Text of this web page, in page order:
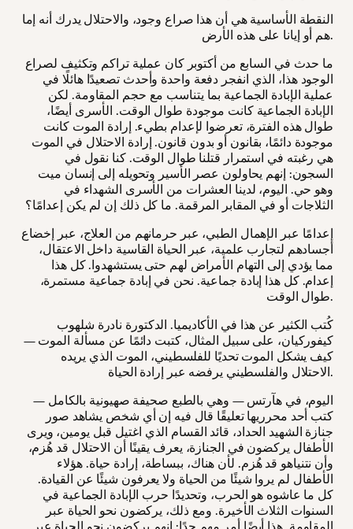
النقطة الأساسية هي أن هذا صراع وجود، والاحتلال يدرك أنه إما
هم أو إيانا على هذه الأرض.
ما حدث في السابع من أكتوبر كان عملية تراكم وتكثيف لصراع
الوجود هذا، الذي انفجر دفعة واحدة وأحدث تصعيدًا هائلًا في
عملية الإبادة الجماعية بما يتناسب مع حجم المقاومة. لكن
الإبادة الجماعية كانت موجودة طوال الوقت. الأسرى أيضًا،
طوال هذه الفترة، تعرضوا لإعدام بطيء. إرادة الموت كانت
موجودة دائمًا، بقانون أو بدون قانون. إرادة الاحتلال في الموت
هي رغبته في استمرار قتلنا طوال الوقت. كنا نقول في
السجون: إنهم يحاولون عصر الأسير وتحويله إلى إنسان ميت
وهو حي. اليوم، لدينا العشرات من الأسرى الشهداء في
الثلاجات أو في المقابر المرقمة. ما كل ذلك إن لم يكن إعدامًا؟
إعدامًا عبر الإهمال الطبي، عبر حرمانهم من العلاج، عبر إخضاع
أجسادهم لتجارب علمية، عبر الحياة القاسية داخل الاعتقال،
مما يؤدي إلى التهام الأمراض لهم حتى يستشهدوا. كل هذا
إعدام. كل هذا إبادة جماعية. نحن في إبادة جماعية مستمرة،
طوال الوقت.
كُتب الكثير عن هذا في الأكاديميا. الدكتورة نادرة شلهوب
كيفوركيان، على سبيل المثال، كتبت دائمًا عن مسألة الموت —
كيف يشكل الموت تحديًا للفلسطيني، الموت الذي يريده
الاحتلال والفلسطيني يرفضه عبر إرادة الحياة.
اليوم، في هآرتس — وهي بالطبع صحيفة صهيونية بالكامل —
كتب أحد محرريها تعليقًا قال فيه إن أي شخص يشاهد صور
جنازة الشهيد الحداد، قائد القسام الذي اغتيل قبل يومين، ويرى
الأطفال يركضون في الجنازة، يعرف يقينًا أن الاحتلال قد هُزم،
وأن نتنياهو قد هُزم. لأن هناك، ببساطة، إرادة حياة. هؤلاء
الأطفال لم يروا شيئًا من الحياة ولا يعرفون شيئًا عن القيادة.
كل ما عاشوه هو الحرب، وتحديدًا حرب الإبادة الجماعية في
السنوات الثلاث الأخيرة. ومع ذلك، يركضون نحو الحياة عبر